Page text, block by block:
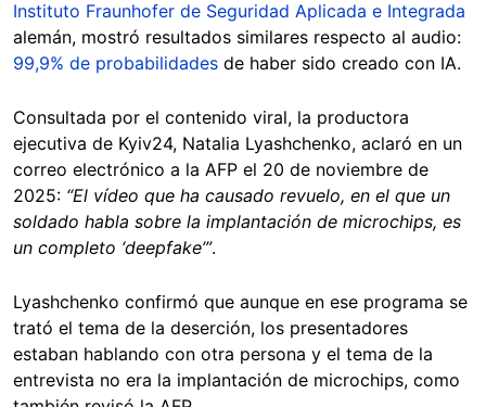
Instituto Fraunhofer de Seguridad Aplicada e Integrada
alemán, mostró resultados similares respecto al audio:
99,9% de probabilidades de haber sido creado con IA.
Consultada por el contenido viral, la productora
ejecutiva de Kyiv24, Natalia Lyashchenko, aclaró en un
correo electrónico a la AFP el 20 de noviembre de
2025: “El vídeo que ha causado revuelo, en el que un
soldado habla sobre la implantación de microchips, es
un completo ‘deepfake’”.
Lyashchenko confirmó que aunque en ese programa se
trató el tema de la deserción, los presentadores
estaban hablando con otra persona y el tema de la
entrevista no era la implantación de microchips, como